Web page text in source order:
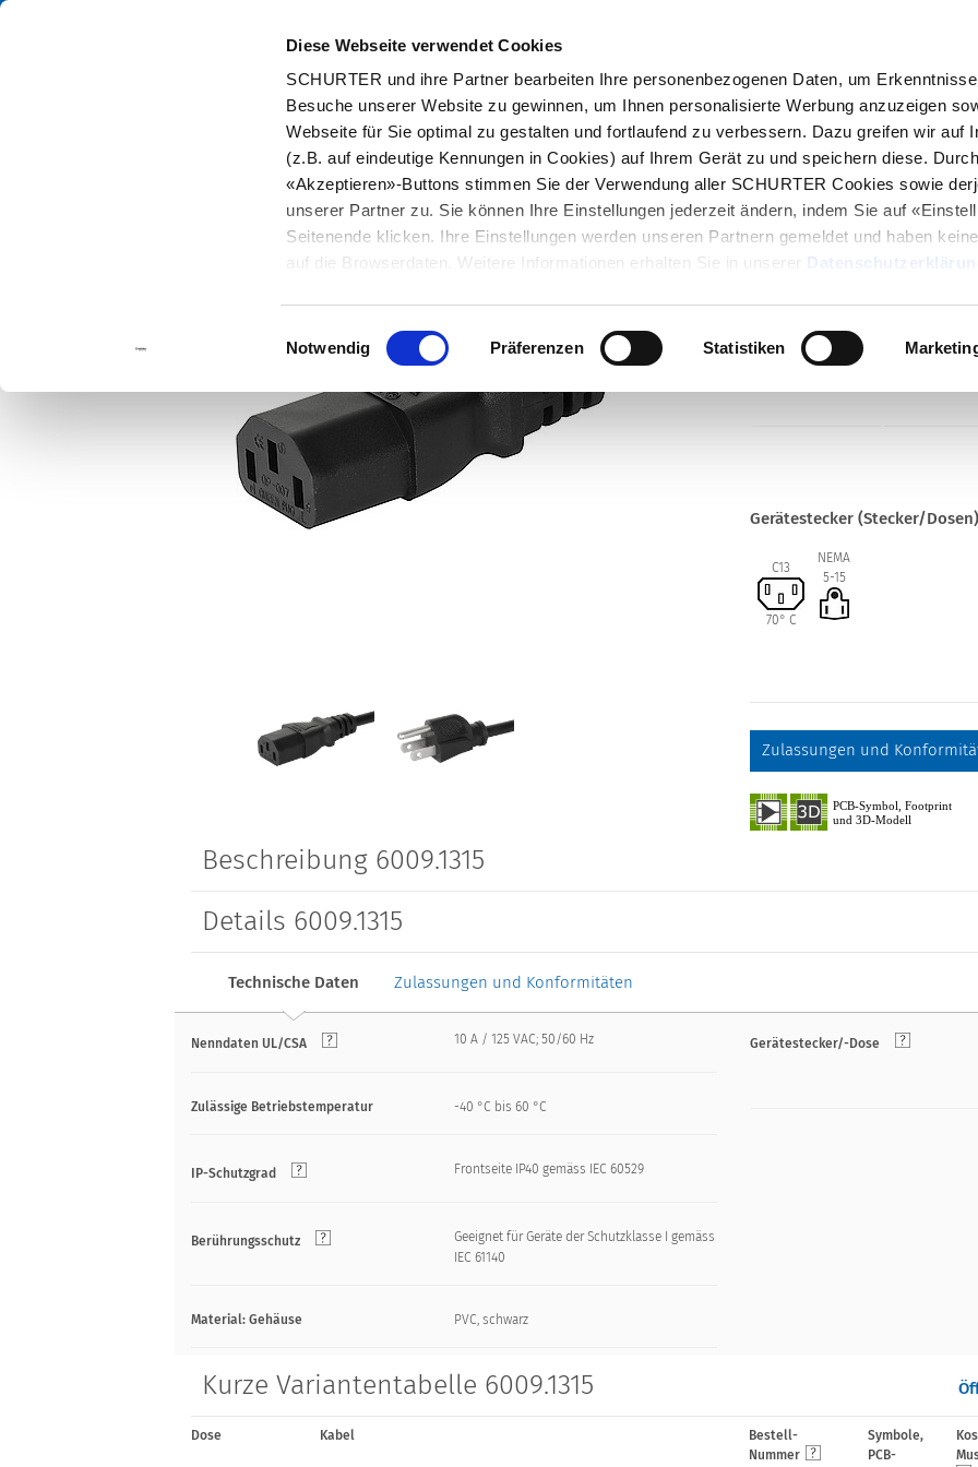
Diese Webseite verwendet Cookies
SCHURTER und ihre Partner bearbeiten Ihre personenbezogenen Daten, um
Besuche unserer Website zu gewinnen, um Ihnen personalisierte Werbung anzuzeigen
Webseite für Sie optimal zu gestalten und fortlaufend zu verbessern. Dazu greifen wir auf
(z.B. auf eindeutige Kennungen in Cookies) auf Ihrem Gerät zu und speichern diese.
«Akzeptieren»-Buttons stimmen Sie der Verwendung aller SCHURTER Cookies sowie
unserer Partner zu. Sie können Ihre Einstellungen jederzeit ändern, indem Sie auf
Seitenende klicken. Ihre Einstellungen werden unseren Partnern gemeldet und haben
auf die Browserdaten. Weitere Informationen erhalten Sie in unserer Datenschutzerklärung
Einwilligungsauswahl
Notwendig Präferenzen Statistiken
Katalog
Artikel
6009.1315 IEC-
Netzkabel für 10 A
Gerätestecker (Stecker/Dosen)
C13
70° C
NEMA
5-15
Zulassungen und
Beschreibung 6009.1315
Details 6009.1315
Technische Daten Zulassungen und Konformitäten
Nenndaten UL/CSA 10 A / 125 VAC; 50/60 Hz
Zulässige Betriebstemperatur -40 °C bis 60 °C
IP-Schutzgrad Frontseite IP40 gemäss IEC 60529
Berührungsschutz
Geeignet für Geräte der Schutzklasse I gemäss
IEC 61140
Material: Gehäuse PVC, schwarz
Gerätestecker/-Dose
Kurze Variantentabelle 6009.1315
Dose Kabel
Bestell-
Nummer
Symbole,
PCB-